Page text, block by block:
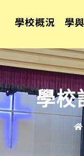
學校概況 學
學校